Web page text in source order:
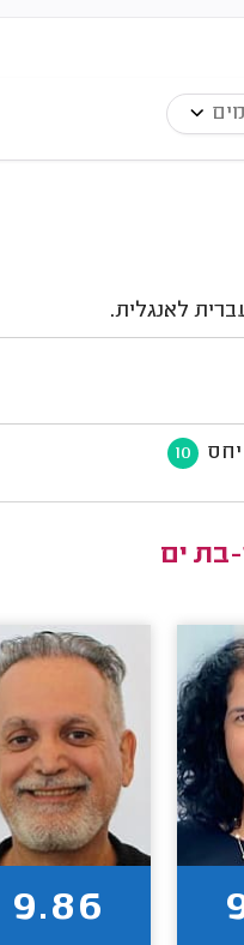
לאנגלית.
יחס 10
בת ים
9.86